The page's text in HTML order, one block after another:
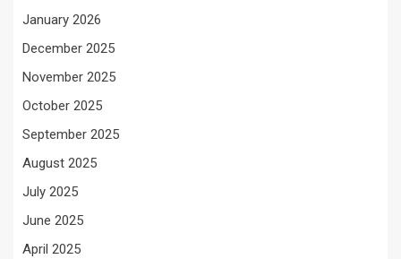
January 2026
December 2025
November 2025
October 2025
September 2025
August 2025
July 2025
June 2025
April 2025